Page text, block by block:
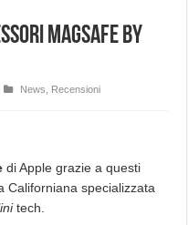
Magsafe by
News
Recensioni
di Apple grazie a questi
Californiana specializzata
tech.